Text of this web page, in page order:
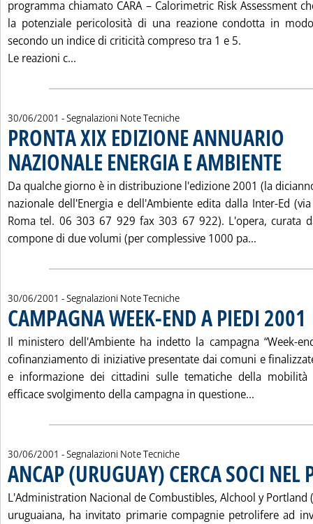
programma chiamato CARA – Calorimetric Risk Assessment
la potenziale pericolosità di una reazione condotta in
secondo un indice di criticità compreso tra 1 e 5.
Le reazioni c...
30/06/2001 - Segnalazioni Note Tecniche
PRONTA XIX EDIZIONE ANNUARIO
NAZIONALE ENERGIA E AMBIENTE
Da qualche giorno è in distribuzione l'edizione 2001 (la
nazionale dell'Energia e dell'Ambiente edita dalla Inter-Ed
Roma tel. 06 303 67 929 fax 303 67 922). L'opera, curata
compone di due volumi (per complessive 1000 pa...
30/06/2001 - Segnalazioni Note Tecniche
CAMPAGNA WEEK-END A PIEDI 2001
Il ministero dell'Ambiente ha indetto la campagna “Week-
cofinanziamento di iniziative presentate dai comuni e
e informazione dei cittadini sulle tematiche della
efficace svolgimento della campagna in questione...
30/06/2001 - Segnalazioni Note Tecniche
ANCAP (URUGUAY) CERCA SOCI NEL
L'Administration Nacional de Combustibles, Alchool y Portland
uruguaiana, ha invitato primarie compagnie petrolifere ad